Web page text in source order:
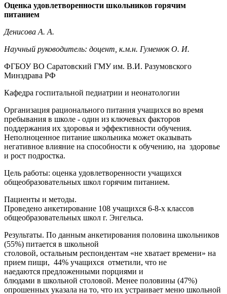
Оценка удовлетворенности школьников горячим
питанием
Денисова А. А.
Научный руководитель: доцент, к.м.н. Гуменюк О. И.
ФГБОУ ВО Саратовский ГМУ им. В.И. Разумовского
Минздрава РФ
Кафедра госпитальной педиатрии и неонатологии
Организация рационального питания учащихся во время
пребывания в школе - один из ключевых факторов
поддержания их здоровья и эффективности обучения.
Неполноценное питание школьника может оказывать
негативное влияние на способности к обучению, на здоровье
и рост подростка.
Цель работы: оценка удовлетворенности учащихся
общеобразовательных школ горячим питанием.
Пациенты и методы.
Проведено анкетирование 108 учащихся 6-8-х классов
общеобразовательных школ г. Энгельса.
Результаты. По данным анкетирования половина школьников
(55%) питается в школьной
столовой, остальным респондентам «не хватает времени» на
прием пищи, 44% учащихся отметили, что не
наедаются предложенными порциями и
блюдами в школьной столовой. Менее половины (47%)
опрошенных указала на то, что их устраивает меню школьной